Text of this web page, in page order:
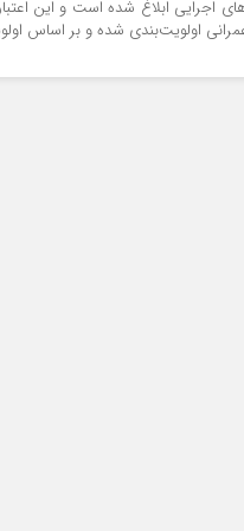
اجرایی ابلاغ شده است و این
اولویت‌بندی شده و بر اساس